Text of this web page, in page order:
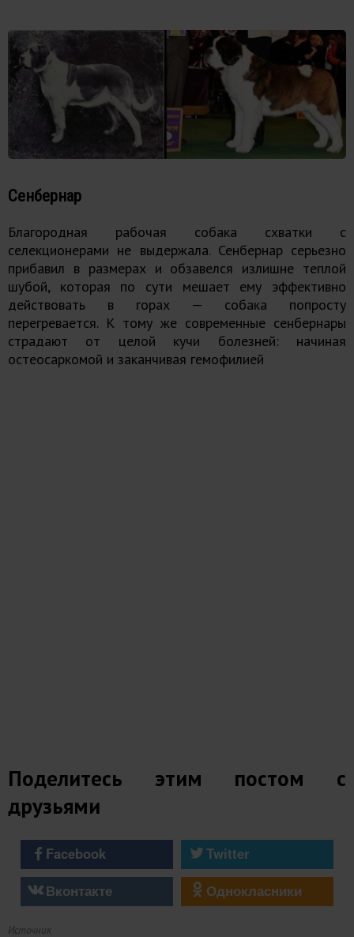
Сенбернар
Благородная рабочая собака схватки с
селекционерами не выдержала. Сенбернар серьезно
прибавил в размерах и обзавелся излишне теплой
шубой, которая по сути мешает ему эффективно
действовать в горах — собака попросту
перегревается. К тому же современные сенбернары
страдают от целой кучи болезней: начиная
остеосаркомой и заканчивая гемофилией
Поделитесь этим постом с
друзьями
Facebook
Twitter
Вконтакте
Однокласники
Источник